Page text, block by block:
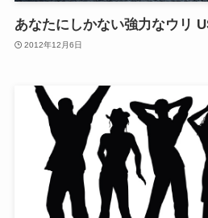
あなたにしかない強力なウリ
2012年12月6日